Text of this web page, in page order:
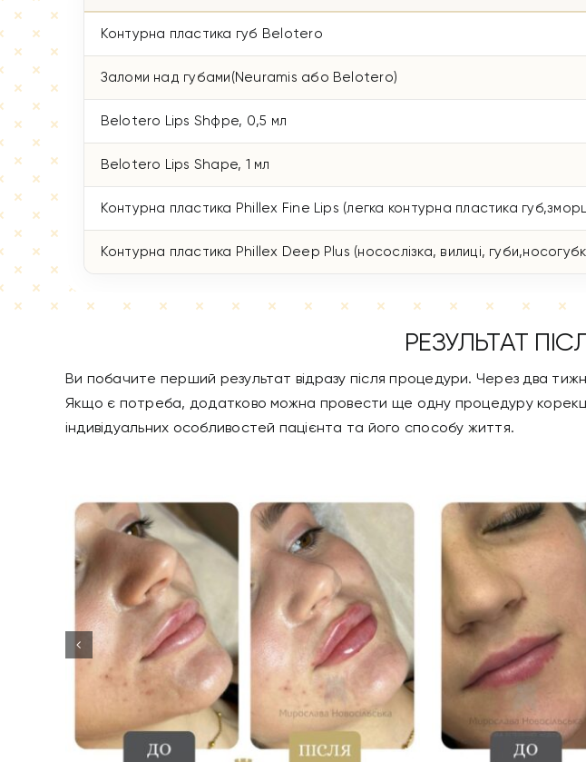
Контурна пластика губ Belotero
Заломи над губами(Neuramis або Belotero)
Belotero Lips Shфpe, 0,5 мл
Belotero Lips Shape, 1 мл
Контурна пластика Phillex Fine Lips (легка контурна пластика
Контурна пластика Phillex Deep Plus (носослізка, вилиці,
РЕЗУЛЬТАТ
Ви побачите перший результат відразу після процедури. Через два
Якщо є потреба, додатково можна провести ще одну процедуру
індивідуальних особливостей пацієнта та його способу життя.